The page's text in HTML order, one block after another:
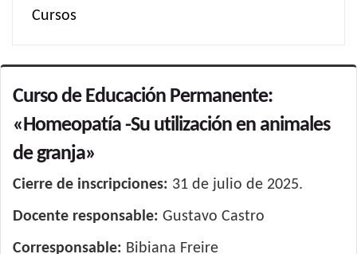
Cursos
Curso de Educación Permanente:
«Homeopatía -Su utilización en animales
de granja»
Cierre de inscripciones: 31 de julio de 2025.
Docente responsable: Gustavo Castro
Corresponsable: Bibiana Freire